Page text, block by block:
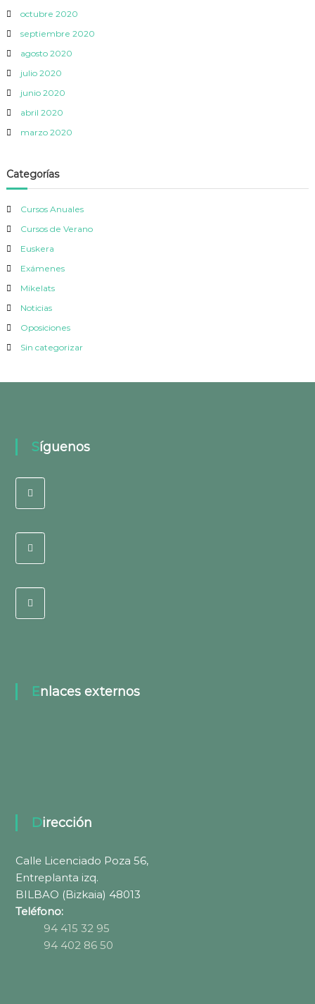
octubre 2020
septiembre 2020
agosto 2020
julio 2020
junio 2020
abril 2020
marzo 2020
Categorías
Cursos Anuales
Cursos de Verano
Euskera
Exámenes
Mikelats
Noticias
Oposiciones
Sin categorizar
Síguenos
Enlaces externos
Dirección
Calle Licenciado Poza 56,
Entreplanta izq.
BILBAO (Bizkaia) 48013
Teléfono:
94 415 32 95
94 402 86 50